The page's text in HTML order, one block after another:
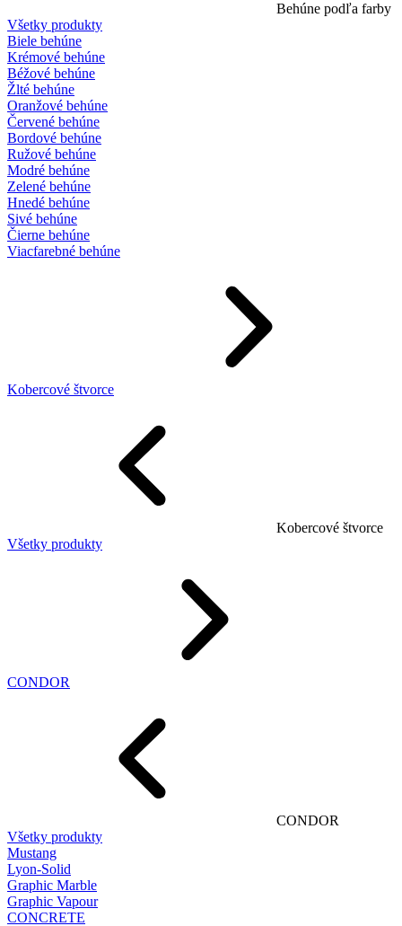
Behúne podľa farby
Všetky produkty
Biele behúne
Krémové behúne
Béžové behúne
Žlté behúne
Oranžové behúne
Červené behúne
Bordové behúne
Ružové behúne
Modré behúne
Zelené behúne
Hnedé behúne
Sivé behúne
Čierne behúne
Viacfarebné behúne
Kobercové štvorce
Kobercové štvorce
Všetky produkty
CONDOR
CONDOR
Všetky produkty
Mustang
Lyon-Solid
Graphic Marble
Graphic Vapour
CONCRETE